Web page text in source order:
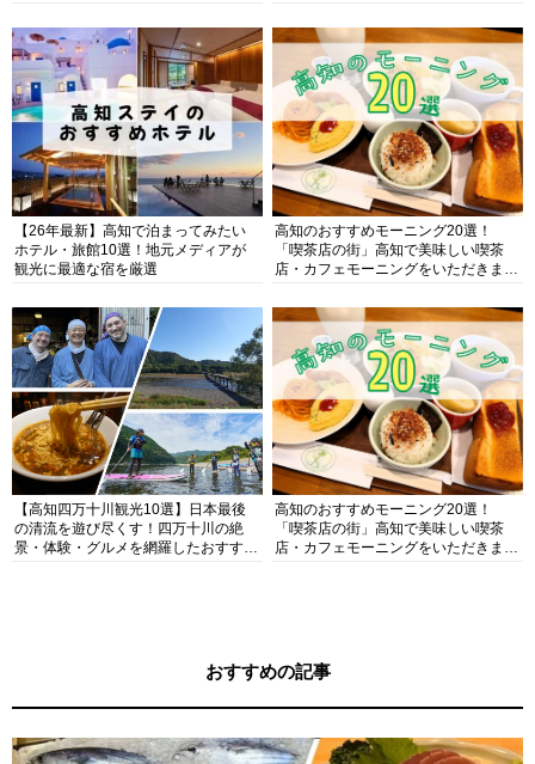
【26年最新】高知で泊まってみたい
ホテル・旅館10選！地元メディアが
観光に最適な宿を厳選
高知のおすすめモーニング20選！
「喫茶店の街」高知で美味しい喫茶
店・カフェモーニングをいただきま
【高知四万十川観光10選】日本最後
の清流を遊び尽くす！四万十川の絶
景・体験・グルメを網羅したおすすめ
高知のおすすめモーニング20選！
「喫茶店の街」高知で美味しい喫茶
店・カフェモーニングをいただきま
おすすめの記事